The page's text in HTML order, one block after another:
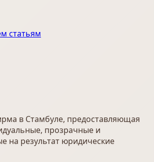
статьям
в Стамбуле, предоставляющая
прозрачные и
на результат юридические